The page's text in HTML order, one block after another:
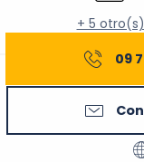
+ 5
09